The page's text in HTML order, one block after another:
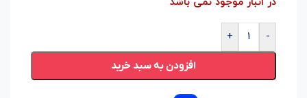
-
+
افزودن به سبد خرید